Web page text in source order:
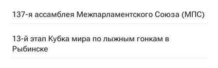
137-я ассамблея Межпарламентского Союза (МПС)
13-й этап Кубка мира по лыжным гонкам в
Рыбинске